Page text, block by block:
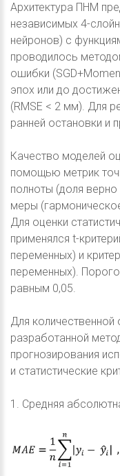
Архитектура ПНМ
независимых 4-
нейронов) с
проводилось
ошибки
эпох или до
(RMSE < 2 мм). Для
ранней остановки и
Качество моделей
помощью метрик
полноты (доля
меры
Для оценки
применялся t-
переменных) и
переменных).
равным 0,05.
Для количественной
разработанной
прогнозирования
и статистические
1. Средняя